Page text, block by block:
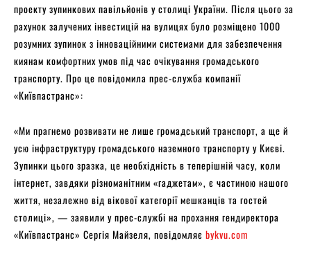
проекту зупинкових павільйонів у столиці України. Після цього за
рахунок залучених інвестицій на вулицях було розміщено 1000
розумних зупинок з інноваційними системами для забезпечення
киянам комфортних умов під час очікування громадського
транспорту. Про це повідомила прес-служба компанії
«Київпастранс»:
«Ми прагнемо розвивати не лише громадський транспорт, а ще й
усю інфраструктуру громадського наземного транспорту у Києві.
Зупинки цього зразка, це необхідність в теперішній часу, коли
інтернет, завдяки різноманітним «гаджетам», є частиною нашого
життя, незалежно від вікової категорії мешканців та гостей
столиці», — заявили у прес-службі на прохання гендиректора
«Київпастранс» Сергія Майзеля, повідомляє bykvu.com